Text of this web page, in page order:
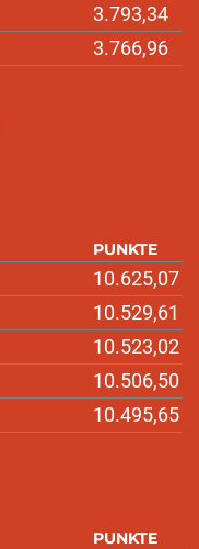
3.793,34
3.766,96
PUNKTE
10.625,07
10.529,61
10.523,02
10.506,50
10.495,65
PUNKTE